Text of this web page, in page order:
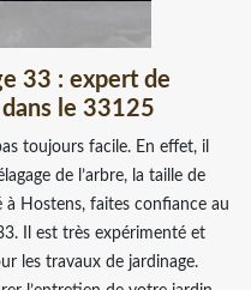
33 : expert de
le 33125
toujours facile. En effet, il
de l’arbre, la taille de
Hostens, faites confiance au
Il est très expérimenté et
les travaux de jardinage.